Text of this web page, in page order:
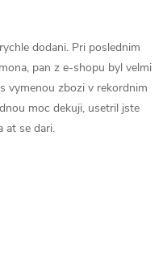
dodani. Pri poslednim
pan z e-shopu byl velmi
vymenou zbozi v rekordnim
moc dekuji, usetril jste
at se dari.